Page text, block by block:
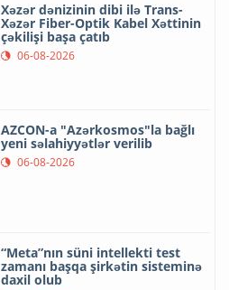
Xəzər dənizinin dibi ilə Trans-
Xəzər Fiber-Optik Kabel Xəttinin
çəkilişi başa çatıb
06-08-2026
AZCON-a "Azərkosmos"la bağlı
yeni səlahiyyətlər verilib
06-08-2026
“Meta”nın süni intellekti test
zamanı başqa şirkətin sisteminə
daxil olub